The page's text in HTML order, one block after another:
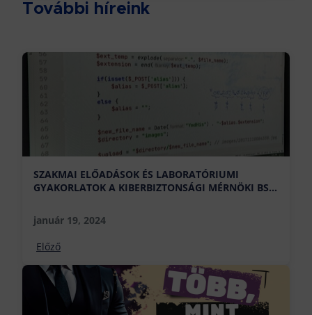
További híreink
SZAKMAI ELŐADÁSOK ÉS LABORATÓRIUMI
GYAKORLATOK A KIBERBIZTONSÁGI MÉRNÖKI BSC
január 19, 2024
Előző